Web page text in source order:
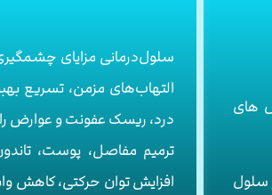
های
سلول
سلول‌درمانی مزایای
التهاب‌های مزمن، تسریع
درد، ریسک عفونت و عوارض را
ترمیم مفاصل، پوست،
افزایش توان حرکتی، کاهش